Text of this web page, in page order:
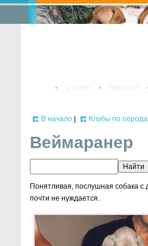
В начало Клубы по
Веймаранер
Понятливая, послушная собака с
почти не нуждается.